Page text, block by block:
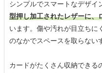
シンプルでスマートなデザイ
型押し加工されたレザーに、
います。傷や汚れが目立ちに
のなかでスペースを取らない
カードがたくさん収納できる